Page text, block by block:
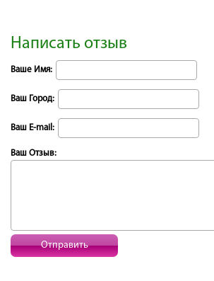
Написать отзыв
Ваше Имя:
Ваш Город:
Ваш E-mail:
Ваш Отзыв:
Отправить